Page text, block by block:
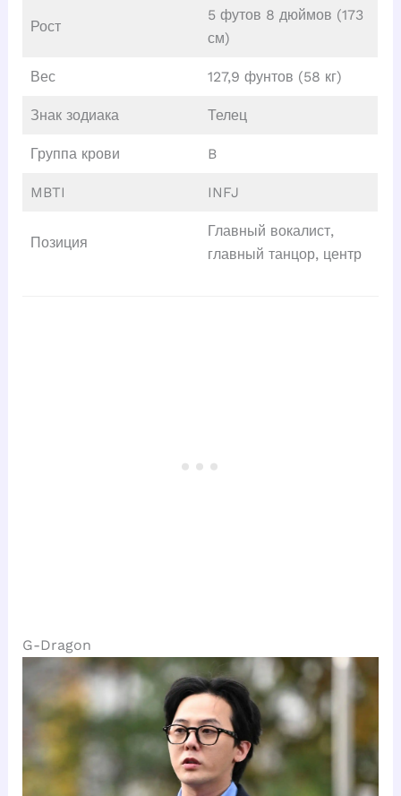
Рост
5 футов 8 дюймов (173
см)
Вес 127,9 фунтов (58 кг)
Знак зодиака Телец
Группа крови B
MBTI INFJ
Позиция
Главный вокалист,
главный танцор, центр
G-Dragon